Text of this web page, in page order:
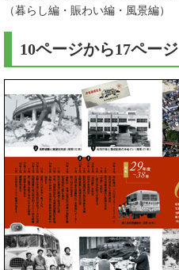
（暮らし編・賑わい編・風景編）
10ページから17ページ